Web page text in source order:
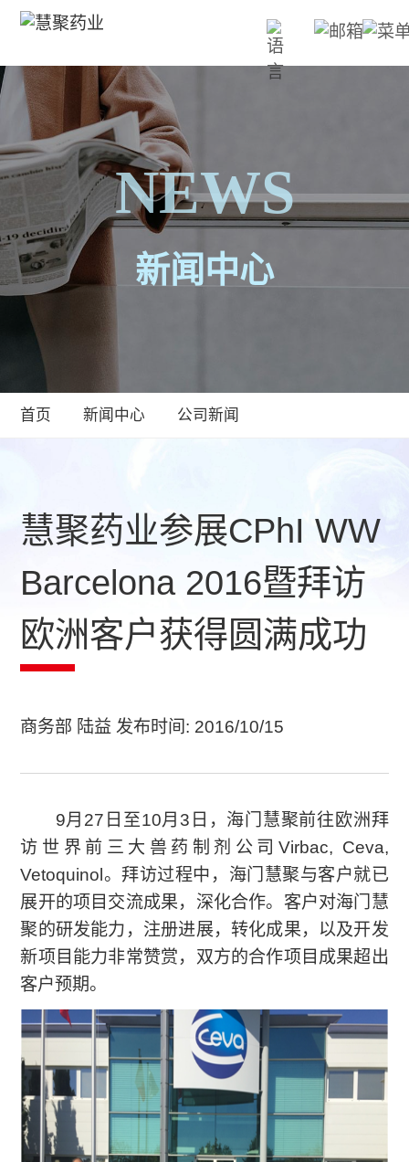
NEWS
新闻中心
首页 新闻中心 公司新闻
慧聚药业参展CPhI WW
Barcelona 2016暨拜访
欧洲客户获得圆满成功
商务部 陆益 发布时间: 2016/10/15
9月27日至10月3日，海门慧聚前往欧洲拜
访世界前三大兽药制剂公司Virbac, Ceva,
Vetoquinol。拜访过程中，海门慧聚与客户就已
展开的项目交流成果，深化合作。客户对海门慧
聚的研发能力，注册进展，转化成果，以及开发
新项目能力非常赞赏，双方的合作项目成果超出
客户预期。